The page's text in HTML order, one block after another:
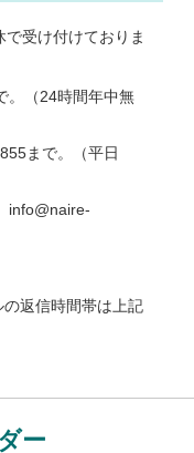
受け付けておりま
。（24時間年中無
まで。（平日
info@naire-
返信時間帯は上記
ー